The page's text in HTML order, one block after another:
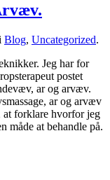
Blog, Uncategorized.
Jeg har for
postet
ar og arvæv.
ar og arvæv
at forklare hvorfor jeg
måde at behandle på.